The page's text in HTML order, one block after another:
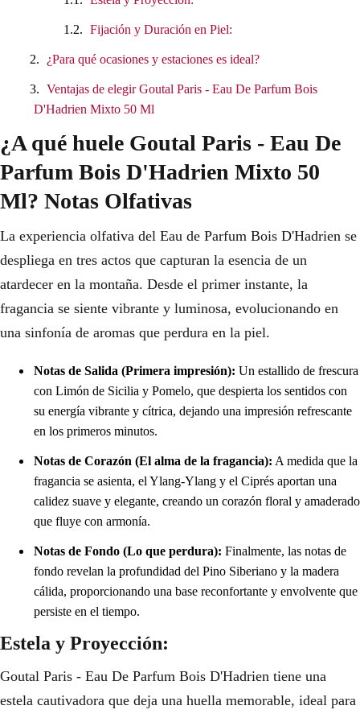
Fijación y Duración en Piel:
¿Para qué ocasiones y estaciones es ideal?
Ventajas de elegir Goutal Paris - Eau De Parfum Bois
D'Hadrien Mixto 50 Ml
¿A qué huele Goutal Paris - Eau De
Parfum Bois D'Hadrien Mixto 50
Ml? Notas Olfativas
La experiencia olfativa del Eau de Parfum Bois D'Hadrien se
despliega en tres actos que capturan la esencia de un
atardecer en la montaña. Desde el primer instante, la
fragancia se siente vibrante y luminosa, evolucionando en
una sinfonía de aromas que perdura en la piel.
Notas de Salida (Primera impresión): Un estallido de frescura
con Limón de Sicilia y Pomelo, que despierta los sentidos con
su energía vibrante y cítrica, dejando una impresión refrescante
en los primeros minutos.
Notas de Corazón (El alma de la fragancia): A medida que la
fragancia se asienta, el Ylang-Ylang y el Ciprés aportan una
calidez suave y elegante, creando un corazón floral y amaderado
que fluye con armonía.
Notas de Fondo (Lo que perdura): Finalmente, las notas de
fondo revelan la profundidad del Pino Siberiano y la madera
cálida, proporcionando una base reconfortante y envolvente que
persiste en el tiempo.
Estela y Proyección:
Goutal Paris - Eau De Parfum Bois D'Hadrien tiene una
estela cautivadora que deja una huella memorable, ideal para